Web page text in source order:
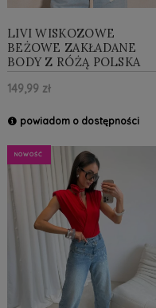
LIVI WISKOZOWE
BEŻOWE ZAKŁADANE
BODY Z RÓŻĄ POLSKA
PRODUKCJA
149,99 zł
powiadom o dostępności
NOWOŚĆ